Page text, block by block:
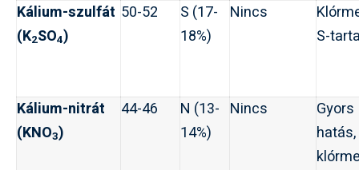
Kálium-szulfát
(K2SO4)
50-52
S (17-
18%)
Nincs
S-
Kálium-nitrát
(KNO3)
44-46
N (13-
14%)
Nincs
Gyors
hatás,